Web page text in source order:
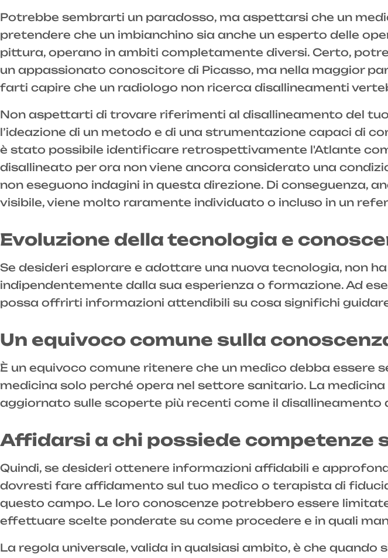
Potrebbe sembrarti un paradosso, ma aspettarsi che un
pretendere che un imbianchino sia anche un esperto delle
pittura, operano in ambiti completamente diversi. Certo,
un appassionato conoscitore di Picasso, ma nella maggior
farti capire che un radiologo non ricerca disallineamenti
Non aspettarti di trovare riferimenti al disallineamento del
l’ideazione di un metodo e di una strumentazione capaci di
è stato possibile identificare retrospettivamente l'Atlante
disallineato per ora non viene ancora considerato una
non eseguono indagini in questa direzione. Di conseguenza,
visibile, viene molto raramente individuato o incluso in un
Evoluzione della tecnologia e
Se desideri esplorare e adottare una nuova tecnologia, non
indipendentemente dalla sua esperienza o formazione. Ad
possa offrirti informazioni attendibili su cosa significhi
Un equivoco comune sulla
È un equivoco comune ritenere che un medico debba
medicina solo perché opera nel settore sanitario. La
aggiornato sulle scoperte più recenti come il disallineamento
Affidarsi a chi possiede competenze
Quindi, se desideri ottenere informazioni affidabili e
dovresti fare affidamento sul tuo medico o terapista di
questo campo. Le loro conoscenze potrebbero essere
effettuare scelte ponderate su come procedere e in quali
La regola universale, valida in qualsiasi ambito, è che